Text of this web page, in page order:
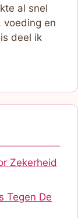
al snel
voeding en
deel ik
Zekerheid
Tegen De